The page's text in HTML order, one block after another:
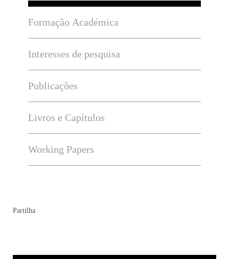
Formação Académica
Interesses de pesquisa
Publicações
Livros e Capítulos
Working Papers
Partilha